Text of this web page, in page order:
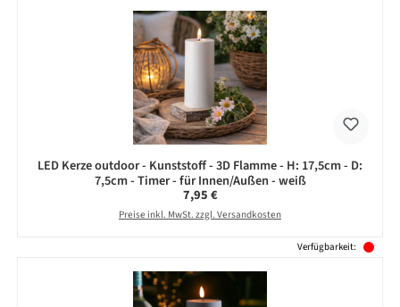
LED Kerze outdoor - Kunststoff - 3D Flamme - H: 17,5cm - D:
7,5cm - Timer - für Innen/Außen - weiß
Regulärer Preis:
7,95 €
Preise inkl. MwSt. zzgl. Versandkosten
Verfügbarkeit: